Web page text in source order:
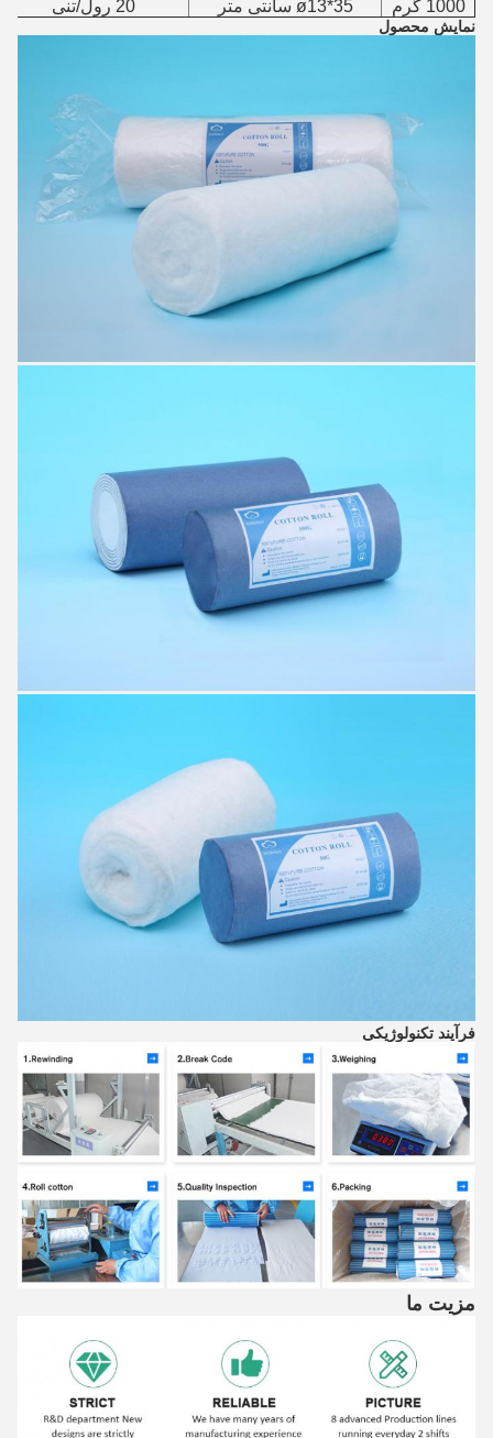
1000 گرم ø13*35 سانتی متر 20 رول/تنی
نمايش محصول
فرآیند تکنولوژیکی
مزیت ما